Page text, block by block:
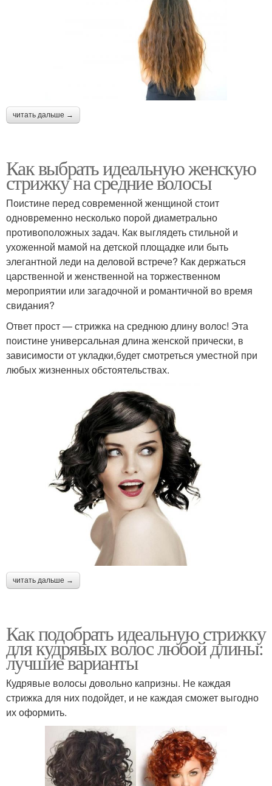
читать дальше →
Как выбрать идеальную женскую
стрижку на средние волосы
Поистине перед современной женщиной стоит
одновременно несколько порой диаметрально
противоположных задач. Как выглядеть стильной и
ухоженной мамой на детской площадке или быть
элегантной леди на деловой встрече? Как держаться
царственной и женственной на торжественном
мероприятии или загадочной и романтичной во время
свидания?
Ответ прост — стрижка на среднюю длину волос! Эта
поистине универсальная длина женской прически, в
зависимости от укладки,будет смотреться уместной при
любых жизненных обстоятельствах.
читать дальше →
Как подобрать идеальную стрижку
для кудрявых волос любой длины:
лучшие варианты
Кудрявые волосы довольно капризны. Не каждая
стрижка для них подойдет, и не каждая сможет выгодно
их оформить.